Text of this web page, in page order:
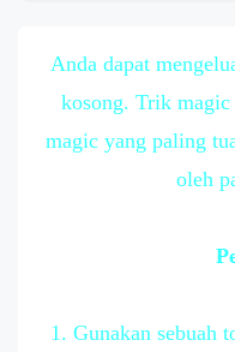
Anda dapat
kosong. Trik magic
magic yang paling
oleh
1. Gunakan sebuah